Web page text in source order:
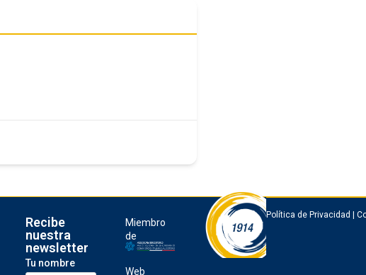
Recibe
nuestra
newsletter
Tu nombre
Miembro
de
Web
Política de Privacidad |